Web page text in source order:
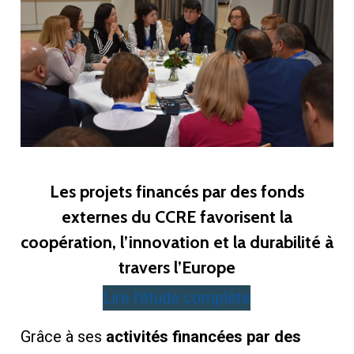
Les projets financés par des fonds
externes du CCRE favorisent la
coopération, l’innovation et la durabilité à
travers l’Europe
Lire l’étude complète
Grâce à ses activités financées par des